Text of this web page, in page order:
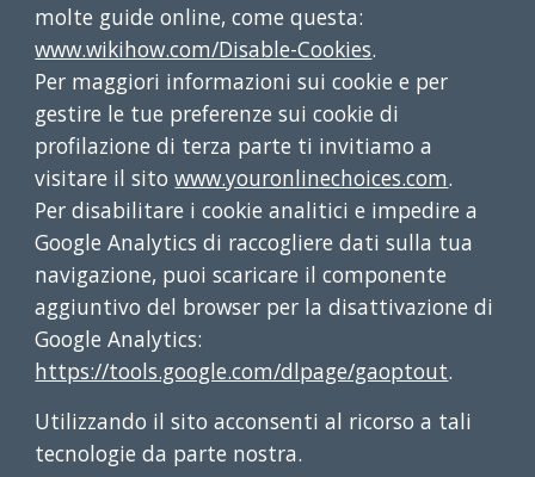
molte guide online, come questa:
www.wikihow.com/Disable-Cookies.
Per maggiori informazioni sui cookie e per
gestire le tue preferenze sui cookie di
profilazione di terza parte ti invitiamo a
visitare il sitowww.youronlinechoices.com.
Per disabilitare i cookie analitici e impedire a
Google Analytics di raccogliere dati sulla tua
navigazione, puoi scaricare il componente
aggiuntivo del browser per la disattivazione di
Google Analytics:
https://tools.google.com/dlpage/gaoptout.
Utilizzando il sito acconsenti al ricorso a tali
tecnologie da parte nostra.